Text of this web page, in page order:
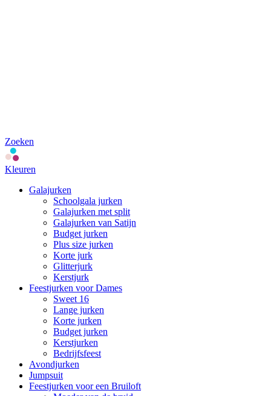
Zoeken
Kleuren
Galajurken
Schoolgala jurken
Galajurken met split
Galajurken van Satijn
Budget jurken
Plus size jurken
Korte jurk
Glitterjurk
Kerstjurk
Feestjurken voor Dames
Sweet 16
Lange jurken
Korte jurken
Budget jurken
Kerstjurken
Bedrijfsfeest
Avondjurken
Jumpsuit
Feestjurken voor een Bruiloft